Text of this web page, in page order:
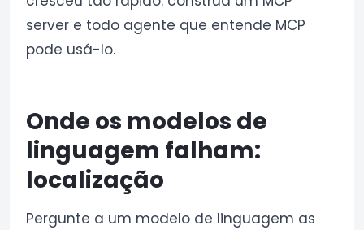
server e todo agente que entende MCP
pode usá-lo.
Onde os modelos de
linguagem falham:
localização
Pergunte a um modelo de linguagem as